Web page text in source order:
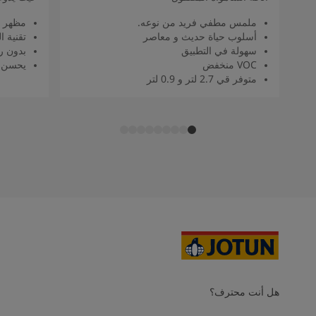
ملمس مطفي فريد من نوعه.
أسلوب حياة حديث و معاصر
سهولة في التطبيق
VOC منخفض
متوفر قي 2.7 لتر و 0.9 لتر
مظهر
تقنية
بدون
يحسن
هل أنت محترف؟